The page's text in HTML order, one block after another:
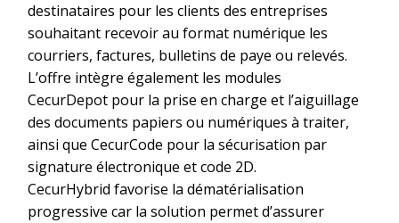
destinataires pour les clients des entreprises
souhaitant recevoir au format numérique les
courriers, factures, bulletins de paye ou relevés.
L’offre intègre également les modules
CecurDepot pour la prise en charge et l’aiguillage
des documents papiers ou numériques à traiter,
ainsi que CecurCode pour la sécurisation par
signature électronique et code 2D.
CecurHybrid favorise la dématérialisation
progressive car la solution permet d’assurer